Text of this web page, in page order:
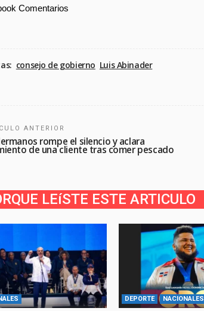
Comentarios
consejo de gobierno Luis Abinader
ANTERIOR
rompe el silencio y aclara
de una cliente tras comer pescado
LEíSTE ESTE ARTICULO
DEPORTE NACIONALES